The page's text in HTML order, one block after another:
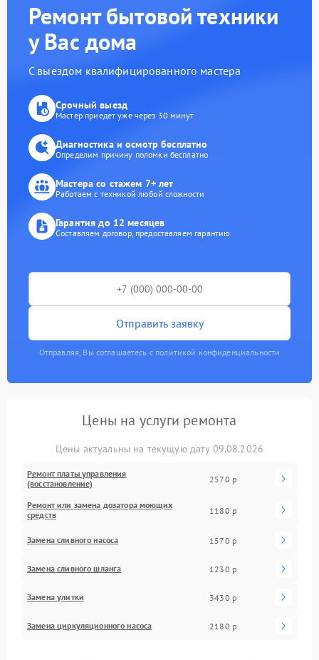
Ремонт бытовой техники
у Вас дома
С выездом квалифицированного мастера
Срочный выезд
Мастер приедет уже через 30 минут
Диагностика и осмотр бесплатно
Определим причину поломки бесплатно
Мастера со стажем 7+ лет
Работаем с техникой любой сложности
Гарантия до 12 месяцев
Составляем договор, предоставляем гарантию
Отправить заявку
Отправляя, Вы соглашаетесь с политикой конфиденциальности
Цены на услуги ремонта
Цены актуальны на текущую дату 09.08.2026
Ремонт платы управления
(восстановление)
2570 р
Ремонт или замена дозатора моющих
средств
1180 р
Замена сливного насоса 1570 р
Замена сливного шланга 1230 р
Замена улитки 3430 р
Замена циркуляционного насоса 2180 р